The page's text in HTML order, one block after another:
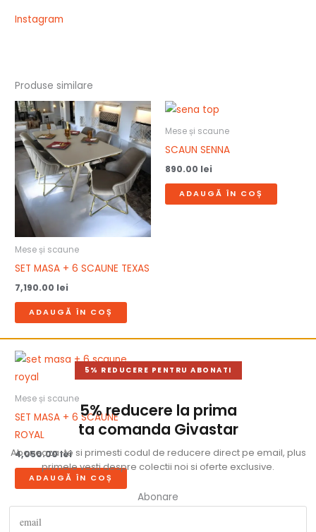
Instagram
Produse similare
Mese și scaune
SET MASA + 6 SCAUNE TEXAS
7,190.00 lei
ADAUGĂ ÎN COȘ
Mese și scaune
SCAUN SENNA
890.00 lei
ADAUGĂ ÎN COȘ
Mese și scaune
SET MASA + 6 SCAUNE
ROYAL
4,050.00lei
ADAUGĂ ÎN COȘ
5% REDUCERE PENTRU ABONATI
5% reducere la prima
ta comanda Givastar
Aboneaza-te si primesti codul de reducere direct pe email, plus
primele vesti despre colectii noi si oferte exclusive.
Abonare